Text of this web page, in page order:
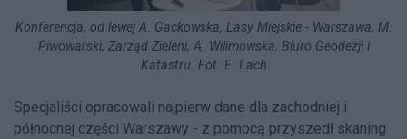
Konferencja, od lewej A. Gackowska, Lasy Miejskie - Warszawa, M.
Piwowarski, Zarząd Zieleni, A. Wilimowska, Biuro Geodezji i
Katastru. Fot. E. Lach
Specjaliści opracowali najpierw dane dla zachodniej i
północnej części Warszawy - z pomocą przyszedł skaning